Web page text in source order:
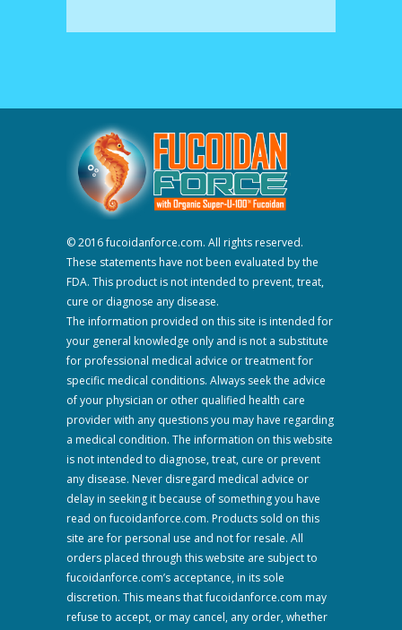
© 2016 fucoidanforce.com. All rights reserved.
These statements have not been evaluated by the
FDA. This product is not intended to prevent, treat,
cure or diagnose any disease.
The information provided on this site is intended for
your general knowledge only and is not a substitute
for professional medical advice or treatment for
specific medical conditions. Always seek the advice
of your physician or other qualified health care
provider with any questions you may have regarding
a medical condition. The information on this website
is not intended to diagnose, treat, cure or prevent
any disease. Never disregard medical advice or
delay in seeking it because of something you have
read on fucoidanforce.com. Products sold on this
site are for personal use and not for resale. All
orders placed through this website are subject to
fucoidanforce.com’s acceptance, in its sole
discretion. This means that fucoidanforce.com may
refuse to accept, or may cancel, any order, whether